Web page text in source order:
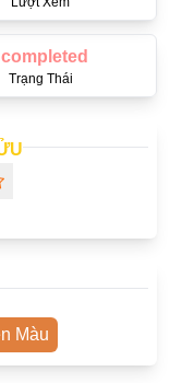
Trạng Thái
completed
Màu